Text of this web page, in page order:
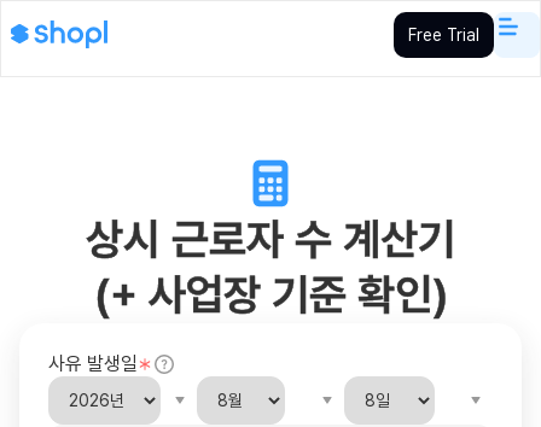
Free Trial
상시 근로자 수 계산기
(+ 사업장 기준 확인)